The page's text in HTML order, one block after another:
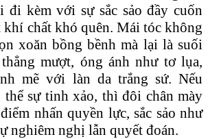
đi kèm với sự sắc sảo đầy cuốn
khí chất khó quên. Mái tóc không
xoăn bồng bềnh mà lại là suối
mượt, óng ánh như tơ lụa,
mẽ với làn da trắng sứ. Nếu
sự tinh xảo, thì đôi chân mày
nhấn quyền lực, sắc sảo như
nghiêm nghị lẫn quyết đoán.